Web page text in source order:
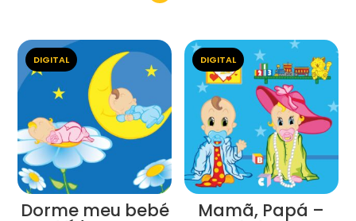
DIGITAL
Dorme meu bebé
DIGITAL
Mamã, Papá –